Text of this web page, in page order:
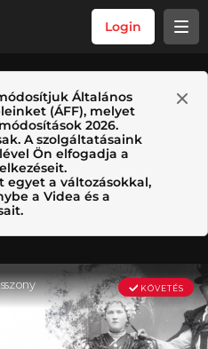
Login
Általános
(ÁFF), melyet
2026.
A szolgáltatásaink
Ön elfogadja a
a változásokkal,
a Videa és a